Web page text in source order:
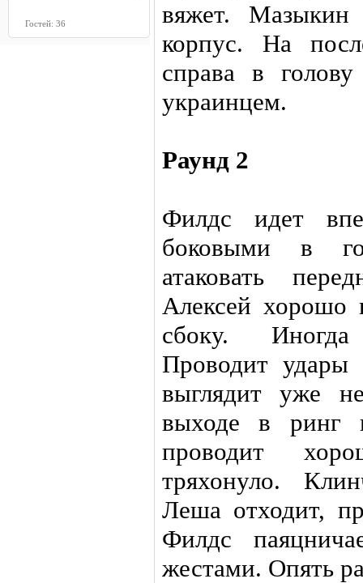
Гостей: 36
вяжет. Мазыкин
корпус. На
справа в
украинцем.
Раунд 2
Филдс идет
боковыми в
атаковать
Алексей хорошо
сбоку.
Проводит
выглядит уже
выходе в ринг
проводит
тряхонуло.
Леша отходит,
Филдс
жестами. Опять